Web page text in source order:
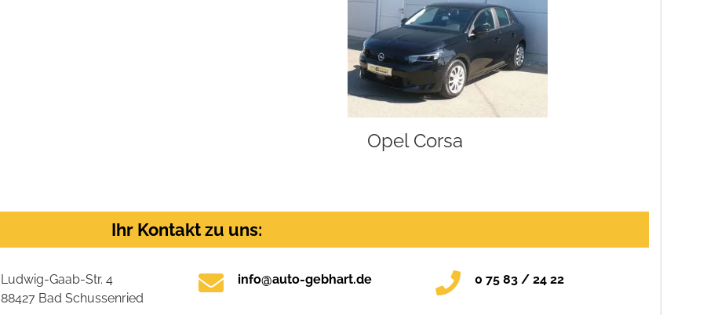
Opel Corsa
Ihr Kontakt zu uns:
Ludwig-Gaab-Str. 4
88427 Bad Schussenried
info@auto-gebhart.de 0 75 83 / 24 22